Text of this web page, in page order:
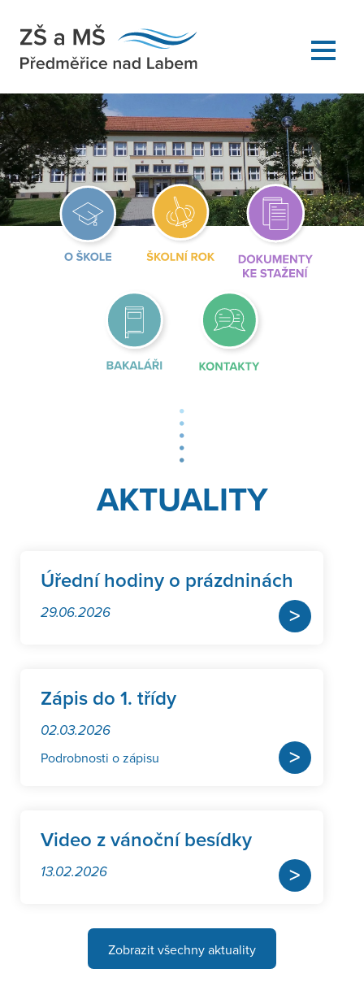
AKTUALITY
Úřední hodiny o prázdninách
29.06.2026 >
Zápis do 1. třídy
02.03.2026
Podrobnosti o zápisu >
Video z vánoční besídky
13.02.2026 >
Zobrazit všechny aktuality